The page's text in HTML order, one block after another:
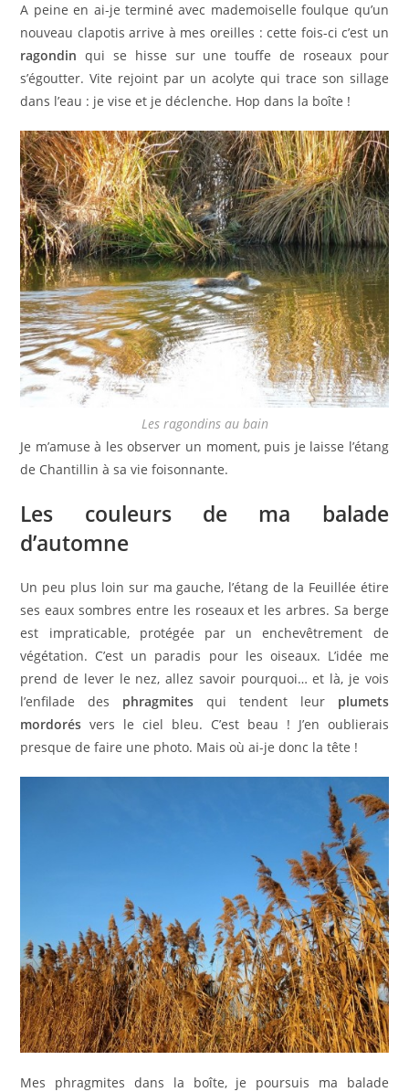
A peine en ai-je terminé avec mademoiselle foulque qu’un
nouveau clapotis arrive à mes oreilles : cette fois-ci c’est un
ragondin qui se hisse sur une touffe de roseaux pour
s’égoutter. Vite rejoint par un acolyte qui trace son sillage
dans l’eau : je vise et je déclenche. Hop dans la boîte !
Les ragondins au bain
Je m’amuse à les observer un moment, puis je laisse l’étang
de Chantillin à sa vie foisonnante.
Les couleurs de ma balade
d’automne
Un peu plus loin sur ma gauche, l’étang de la Feuillée étire
ses eaux sombres entre les roseaux et les arbres. Sa berge
est impraticable, protégée par un enchevêtrement de
végétation. C’est un paradis pour les oiseaux. L’idée me
prend de lever le nez, allez savoir pourquoi… et là, je vois
l’enfilade des phragmites qui tendent leurplumets
mordorés vers le ciel bleu. C’est beau ! J’en oublierais
presque de faire une photo. Mais où ai-je donc la tête !
Mes phragmites dans la boîte, je poursuis ma balade